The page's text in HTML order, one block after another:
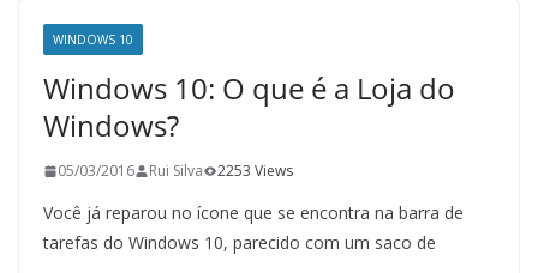
WINDOWS 10
Windows 10: O que é a Loja do
Windows?
05/03/2016 Rui Silva 2253 Views
Você já reparou no ícone que se encontra na barra de
tarefas do Windows 10, parecido com um saco de